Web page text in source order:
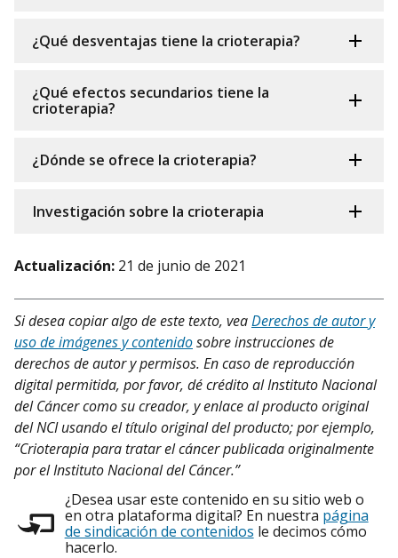
¿Qué desventajas tiene la crioterapia?
¿Qué efectos secundarios tiene la
crioterapia?
¿Dónde se ofrece la crioterapia?
Investigación sobre la crioterapia
Actualización: 21 de junio de 2021
Si desea copiar algo de este texto, veaDerechos de autor y
uso de imágenes y contenidosobre instrucciones de
derechos de autor y permisos. En caso de reproducción
digital permitida, por favor, dé crédito al Instituto Nacional
del Cáncer como su creador, y enlace al producto original
del NCI usando el título original del producto; por ejemplo,
“Crioterapia para tratar el cáncer publicada originalmente
por el Instituto Nacional del Cáncer.”
¿Desea usar este contenido en su sitio web o
en otra plataforma digital? En nuestra página
de sindicación de contenidos le decimos cómo
hacerlo.